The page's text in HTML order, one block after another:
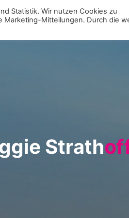
MENÜ
gie Stratho
of
f
Statistik. Wir nutzen Cookies zu
Marketing-Mitteilungen. Durch die